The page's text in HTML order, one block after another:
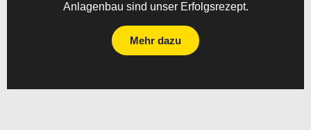
Anlagenbau sind unser Erfolgsrezept.
Mehr dazu